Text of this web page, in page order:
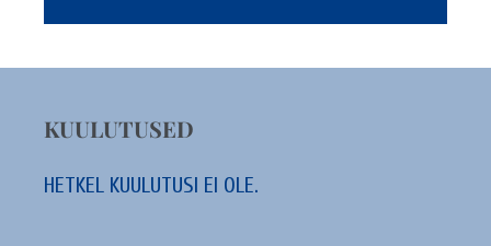
KUULUTUSED
HETKEL KUULUTUSI EI OLE.